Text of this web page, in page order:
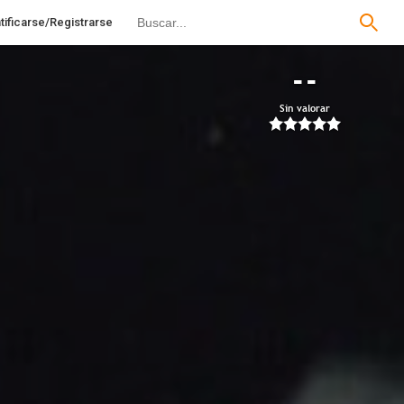
Registrarse
--
Sin valorar